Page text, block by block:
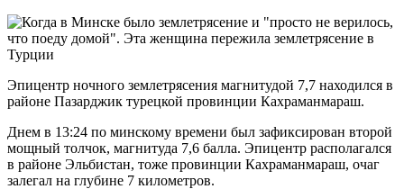
Эпицентр ночного землетрясения магнитудой 7,7 находился в
районе Пазарджик турецкой провинции Кахраманмараш.
Днем в 13:24 по минскому времени был зафиксирован второй
мощный толчок, магнитуда 7,6 балла. Эпицентр располагался
в районе Эльбистан, тоже провинции Кахраманмараш, очаг
залегал на глубине 7 километров.